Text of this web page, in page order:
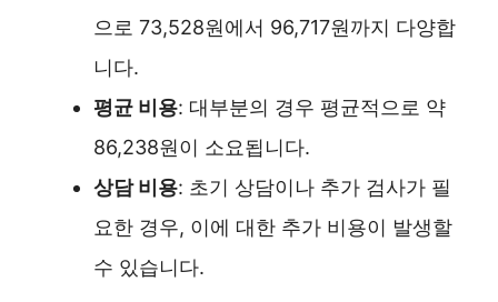
으로 73,528원에서 96,717원까지 다양합
니다.
평균 비용: 대부분의 경우 평균적으로 약
86,238원이 소요됩니다.
상담 비용: 초기 상담이나 추가 검사가 필
요한 경우, 이에 대한 추가 비용이 발생할
수 있습니다.